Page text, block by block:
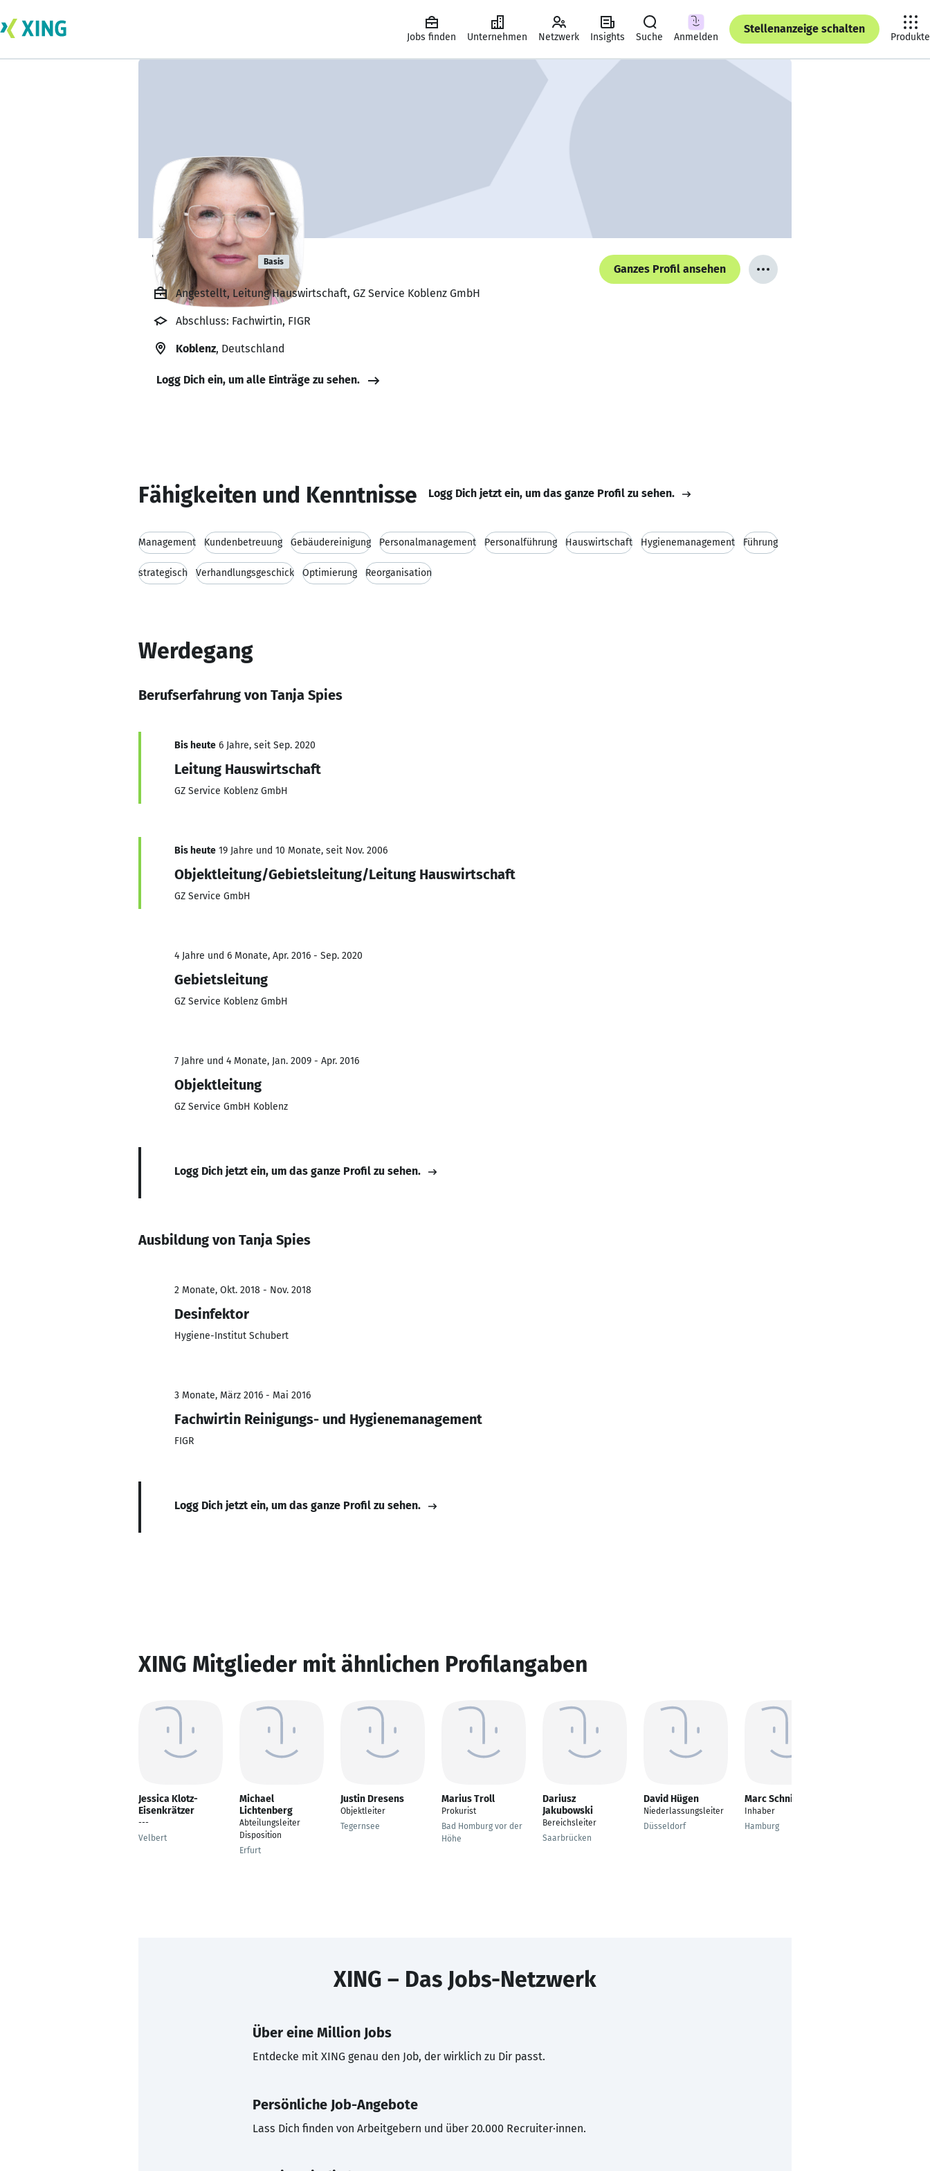
Jobs finden Unternehmen Netzwerk Insights Suche Anmelden
Stellenanzeige schalten
Produkte
Tanja Spies Basis
Ganzes Profil ansehen
Angestellt, Leitung Hauswirtschaft, GZ Service Koblenz GmbH
Abschluss: Fachwirtin, FIGR
Koblenz, Deutschland
Logg Dich ein, um alle Einträge zu sehen.
Fähigkeiten und Kenntnisse Logg Dich jetzt ein, um das ganze Profil zu sehen.
Management Kundenbetreuung Gebäudereinigung Personalmanagement Personalführung Hauswirtschaft Hygienemanagement Führung
strategisch Verhandlungsgeschick Optimierung Reorganisation
Werdegang
Berufserfahrung von Tanja Spies
Bis heute 6 Jahre, seit Sep. 2020
Leitung Hauswirtschaft
GZ Service Koblenz GmbH
Bis heute 19 Jahre und 10 Monate, seit Nov. 2006
Objektleitung/Gebietsleitung/Leitung Hauswirtschaft
GZ Service GmbH
4 Jahre und 6 Monate, Apr. 2016 - Sep. 2020
Gebietsleitung
GZ Service Koblenz GmbH
7 Jahre und 4 Monate, Jan. 2009 - Apr. 2016
Objektleitung
GZ Service GmbH Koblenz
Logg Dich jetzt ein, um das ganze Profil zu sehen.
Ausbildung von Tanja Spies
2 Monate, Okt. 2018 - Nov. 2018
Desinfektor
Hygiene-Institut Schubert
3 Monate, März 2016 - Mai 2016
Fachwirtin Reinigungs- und Hygienemanagement
FIGR
Logg Dich jetzt ein, um das ganze Profil zu sehen.
XING Mitglieder mit ähnlichen Profilangaben
Jessica Klotz-
Eisenkrätzer
---
Velbert
Michael
Lichtenberg
Abteilungsleiter
Disposition
Erfurt
Justin Dresens
Objektleiter
Tegernsee
Marius Troll
Prokurist
Bad Homburg vor der
Höhe
Dariusz
Jakubowski
Bereichsleiter
Saarbrücken
David Hügen
Niederlassungsleiter
Düsseldorf
Marc Schnitger
Inhaber
Hamburg
XING – Das Jobs-Netzwerk
Über eine Million Jobs
Entdecke mit XING genau den Job, der wirklich zu Dir passt.
Persönliche Job-Angebote
Lass Dich finden von Arbeitgebern und über 20.000 Recruiter·innen.